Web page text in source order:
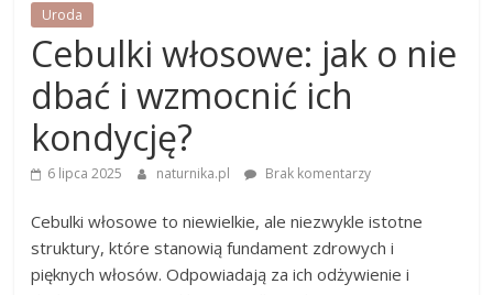
Uroda
Cebulki włosowe: jak o nie
dbać i wzmocnić ich
kondycję?
6 lipca 2025 naturnika.pl Brak komentarzy
Cebulki włosowe to niewielkie, ale niezwykle istotne
struktury, które stanowią fundament zdrowych i
pięknych włosów. Odpowiadają za ich odżywienie i